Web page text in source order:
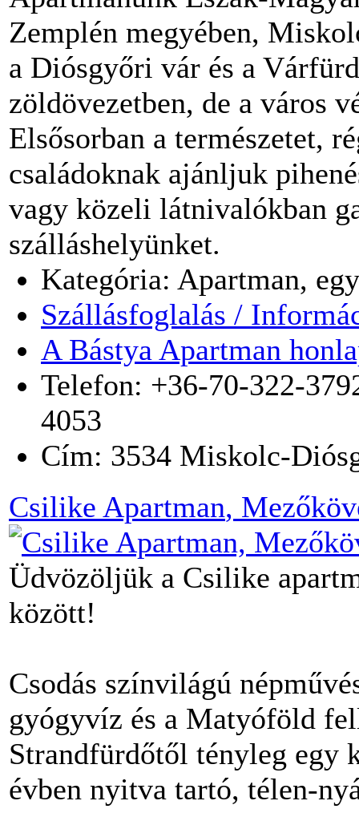
Zemplén megyében,
a Diósgyőri vár és a
zöldövezetben, de a város
Elsősorban a természetet,
családoknak ajánljuk
vagy közeli látnivalókban
szálláshelyünket.
Kategória: Apartman,
Szállásfoglalás /
A Bástya Apartman
Telefon: +36-70-322-
4053
Cím: 3534 Miskolc-
Csilike Apartman,
Üdvözöljük a Csilike
között!
Csodás színvilágú
gyógyvíz és a Matyóföld
Strandfürdőtől tényleg egy
évben nyitva tartó, télen-